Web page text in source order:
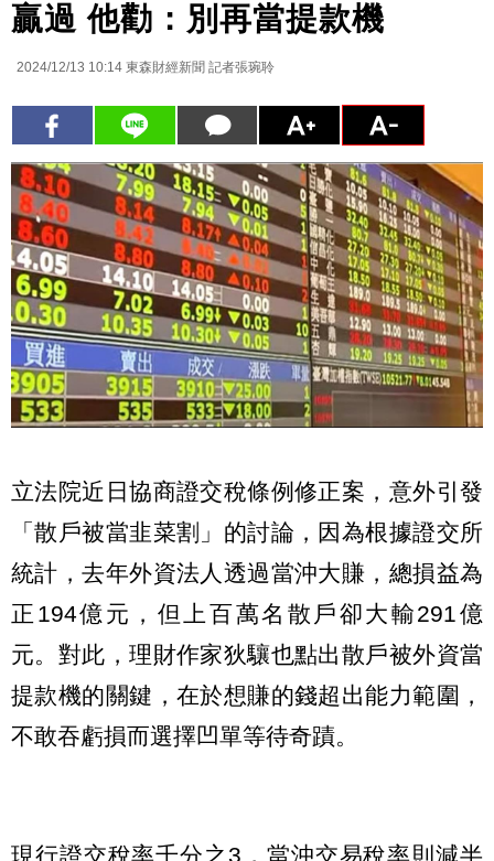
贏過 他勸：別再當提款機
2024/12/13 10:14 東森財經新聞 記者張琬聆
立法院近日協商證交稅條例修正案，意外引發
「散戶被當韭菜割」的討論，因為根據證交所
統計，去年外資法人透過當沖大賺，總損益為
正194億元，但上百萬名散戶卻大輸291億
元。對此，理財作家狄驤也點出散戶被外資當
提款機的關鍵，在於想賺的錢超出能力範圍，
不敢吞虧損而選擇凹單等待奇蹟。
現行證交稅率千分之3，當沖交易稅率則減半